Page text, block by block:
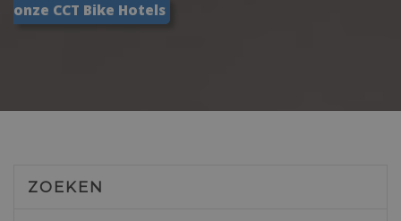
onze CCT Bike Hotels
ZOEKEN